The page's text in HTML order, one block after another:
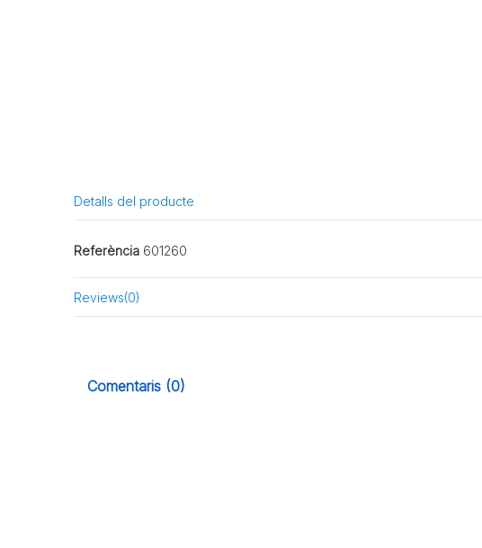
Detalls del producte
Referència 601260
Reviews(0)
Comentaris (0)